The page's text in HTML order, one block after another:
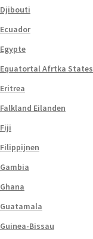
Djibouti
Ecuador
Egypte
Equatortal Afrtka States
Eritrea
Falkland Eilanden
Fiji
Filippijnen
Gambia
Ghana
Guatamala
Guinea-Bissau